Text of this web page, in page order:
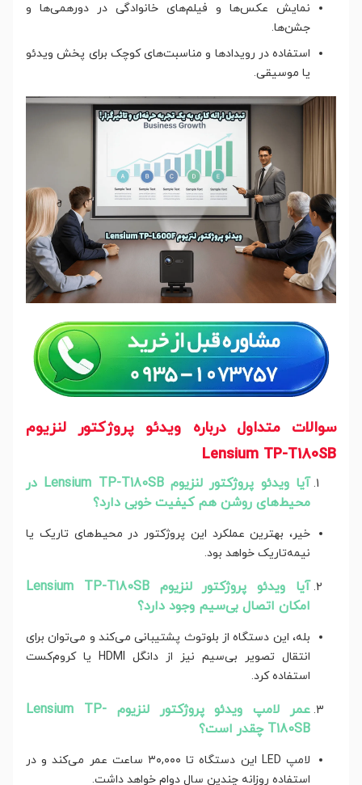
نمایش عکس‌ها و فیلم‌های خانوادگی در دورهمی‌ها و
جشن‌ها.
استفاده در رویدادها و مناسبت‌های کوچک برای پخش ویدئو
یا موسیقی.
سوالات متداول درباره ویدئو پروژکتور لنزیوم
Lensium TP-T180SB
آیا ویدئو پروژکتور لنزیوم Lensium TP-T180SB در
محیط‌های روشن هم کیفیت خوبی دارد؟
خیر، بهترین عملکرد این پروژکتور در محیط‌های تاریک یا
نیمه‌تاریک خواهد بود.
آیا ویدئو پروژکتور لنزیوم Lensium TP-T180SB
امکان اتصال بی‌سیم وجود دارد؟
بله، این دستگاه از بلوتوث پشتیبانی می‌کند و می‌توان برای
انتقال تصویر بی‌سیم نیز از دانگل HDMI یا کروم‌کست
استفاده کرد.
عمر لامپ ویدئو پروژکتور لنزیوم Lensium TP-
T180SB چقدر است؟
لامپ LED این دستگاه تا ۳۰,۰۰۰ ساعت عمر می‌کند و در
استفاده روزانه چندین سال دوام خواهد داشت.